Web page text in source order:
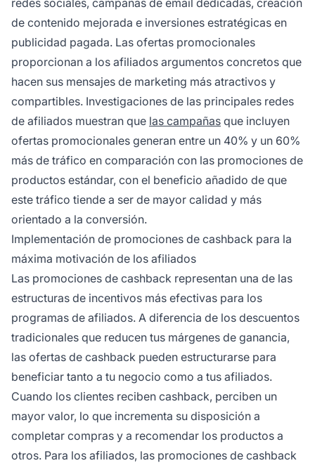
de contenido mejorada e inversiones estratégicas en
publicidad pagada. Las ofertas promocionales
proporcionan a los afiliados argumentos concretos que
hacen sus mensajes de marketing más atractivos y
compartibles. Investigaciones de las principales redes
de afiliados muestran que las campañas que incluyen
ofertas promocionales generan entre un 40% y un 60%
más de tráfico en comparación con las promociones de
productos estándar, con el beneficio añadido de que
este tráfico tiende a ser de mayor calidad y más
orientado a la conversión.
Implementación de promociones de cashback para la
máxima motivación de los afiliados
Las promociones de cashback representan una de las
estructuras de incentivos más efectivas para los
programas de afiliados. A diferencia de los descuentos
tradicionales que reducen tus márgenes de ganancia,
las ofertas de cashback pueden estructurarse para
beneficiar tanto a tu negocio como a tus afiliados.
Cuando los clientes reciben cashback, perciben un
mayor valor, lo que incrementa su disposición a
completar compras y a recomendar los productos a
otros. Para los afiliados, las promociones de cashback